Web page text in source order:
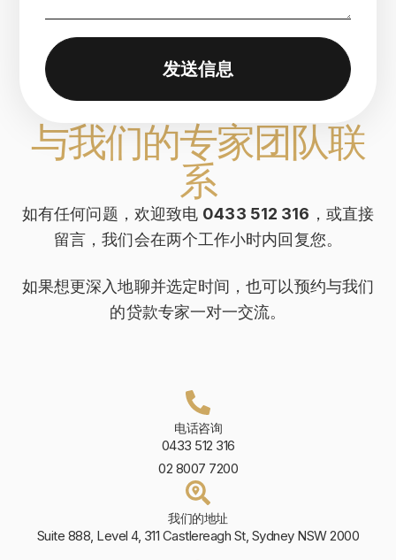
与我们的专家团队联
系
如有任何问题，欢迎致电 0433 512 316 ，或直接
留言，我们会在两个工作小时内回复您。
如果想更深入地聊并选定时间，也可以预约与我们
的贷款专家一对一交流。
电话咨询
0433 512 316
02 8007 7200
我们的地址
Suite 888, Level 4, 311 Castlereagh St, Sydney NSW 2000
发送信息